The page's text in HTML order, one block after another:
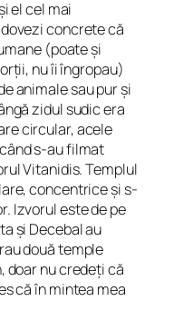
el cel mai
concrete că
(poate și
nu îi îngropau)
animale sau pur și
zidul sudic era
circular, acele
s-au filmat
Vitanidis. Templul
concentrice și s-
Izvorul este de pe
și Decebal au
două temple
doar nu credeți că
că în mintea mea